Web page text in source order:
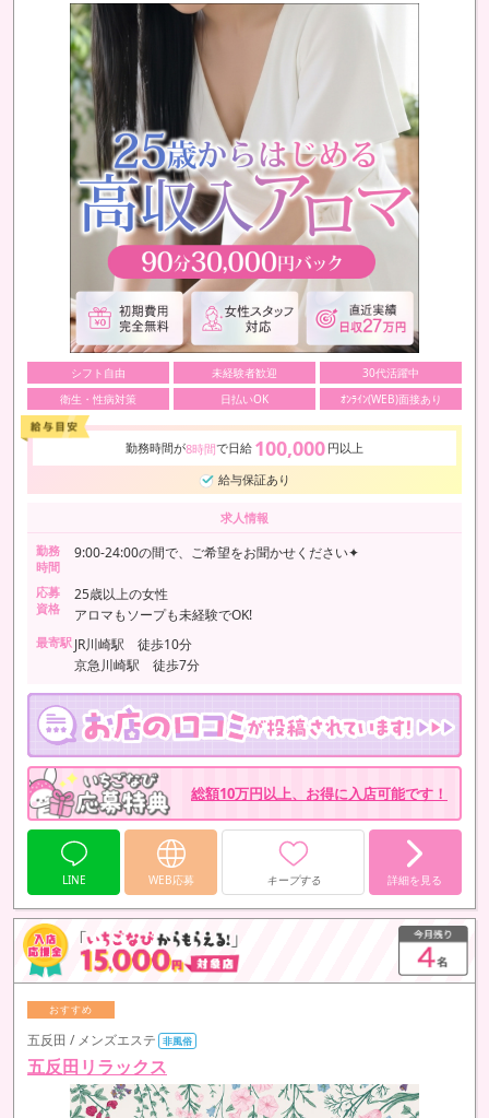
シフト自由 未経験者歓迎
30代活躍中
衛生・性病対策
日払いOK ｵﾝﾗｲﾝ(WEB)面接あり
勤務時間が8時間で日給 100,000 円以上
給与保証あり
求人情報
勤務
時間
9:00-24:00の間で、ご希望をお聞かせください✦
応募
資格
25歳以上の女性
アロマもソープも未経験でOK!
最寄駅 JR川崎駅 徒歩10分
京急川崎駅 徒歩7分
総額10万円以上、お得に入店可能です！
LINE WEB応募 キープする 詳細を見る
五反田 / メンズエステ 非風俗
五反田リラックス